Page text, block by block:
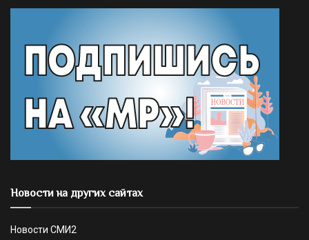
Новости на других сайтах
Новости СМИ2